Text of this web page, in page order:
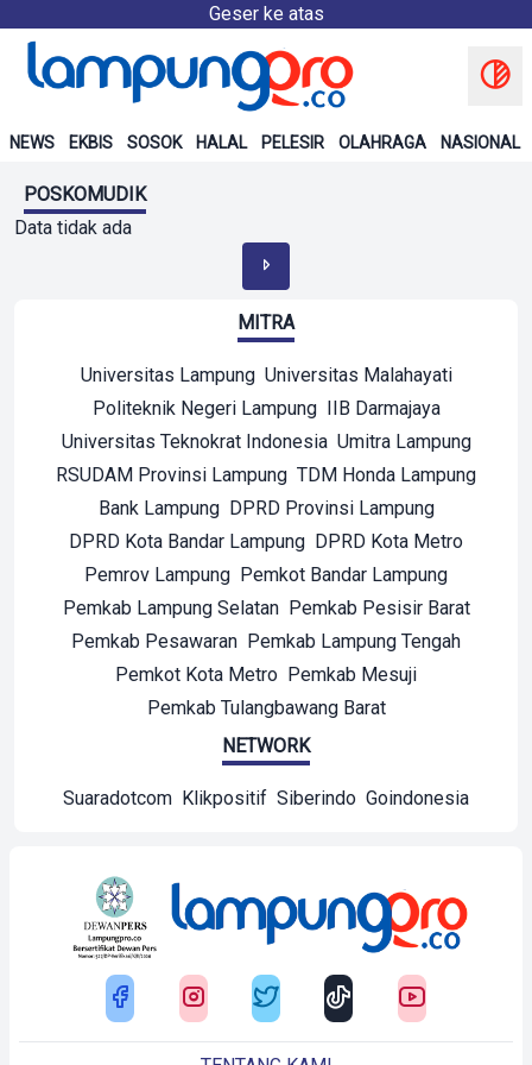
Geser ke atas
NEWS EKBIS SOSOK HALAL PELESIR OLAHRAGA NASIONAL
POSKOMUDIK
Data tidak ada
MITRA
Universitas Lampung Universitas Malahayati
Politeknik Negeri Lampung IIB Darmajaya
Universitas Teknokrat Indonesia Umitra Lampung
RSUDAM Provinsi Lampung TDM Honda Lampung
Bank Lampung DPRD Provinsi Lampung
DPRD Kota Bandar Lampung DPRD Kota Metro
Pemrov Lampung Pemkot Bandar Lampung
Pemkab Lampung Selatan Pemkab Pesisir Barat
Pemkab Pesawaran Pemkab Lampung Tengah
Pemkot Kota Metro Pemkab Mesuji
Pemkab Tulangbawang Barat
NETWORK
Suaradotcom Klikpositif Siberindo Goindonesia